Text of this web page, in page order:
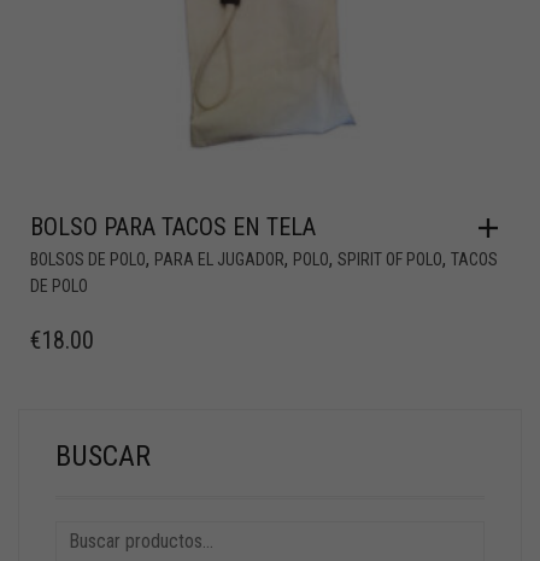
BOLSO PARA TACOS EN TELA
BOLSOS DE POLO, PARA EL JUGADOR, POLO, SPIRIT OF POLO, TACOS
DE POLO
€18.00
BUSCAR